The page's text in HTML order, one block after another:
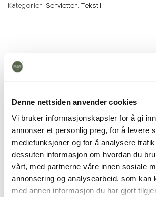
Denne nettsiden anvender cookies
Vi bruker informasjonskapsler for å gi
annonser et personlig preg, for å levere
mediefunksjoner og for å analysere
dessuten informasjon om hvordan du
vårt, med partnerne våre innen sosiale
annonsering og analysearbeid, som kan
med annen informasjon du har gjort
Kategorier: Servietter, Tekstil
Beskrivelse